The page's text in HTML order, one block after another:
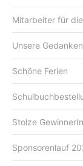
Mitarbeiter für
Unsere
Schöne Ferien
Stolze
Sponsorenlauf